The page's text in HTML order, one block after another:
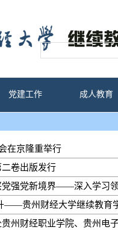
党建工作 成人教育
在京隆重举行
二卷出版发行
党强党新境界——深入学习
——贵州财经大学继续教育
州财经职业学院、贵州电